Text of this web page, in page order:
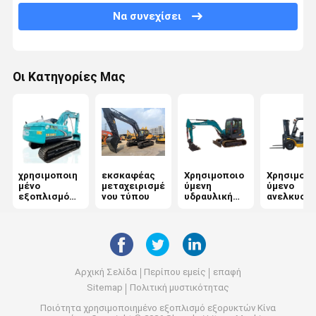
Να συνεχίσει
Οι Κατηγορίες Μας
χρησιμοποιη
μένο
εξοπλισμό
εκσκαφέας
μεταχειρισμέ
νου τύπου
Χρησιμοποιο
ύμενη
υδραυλική
ύμενο
Αρχική Σελίδα Περίπου εμείς
επαφή
Sitemap
Πολιτική μυστικότητας
Ποιότητα χρησιμοποιημένο εξοπλισμό εξορυκτών Κίνα